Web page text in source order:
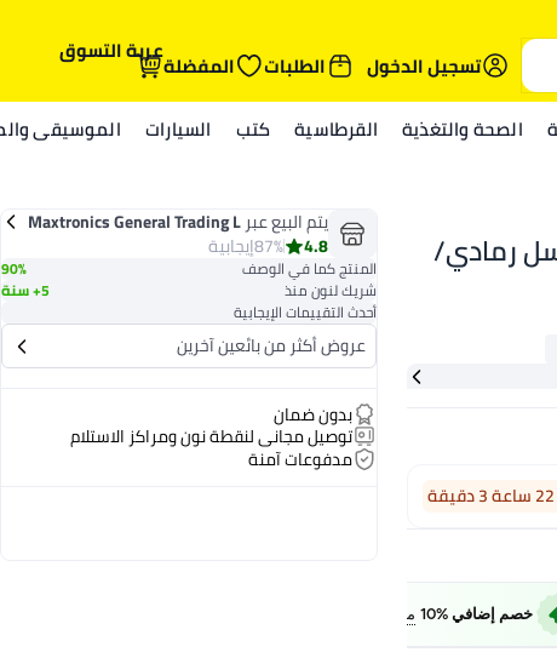
تسجيل الدخول
الطلبات المفضلةعربة التسوق
الصحة والتغذية القرطاسية كتب السيارات الموسيقى
قابلة للغسل رمادي/
خصم إضافي %10 معرفة المزيد
يتم البيع عبرMaxtronics General Trading L
LC
4.8
87%إيجابية
المنتج كما في الوصف 90%
شريك لنون منذ 5+ سنة
أحدث التقييمات الإيجابية
عروض أكثر من بائعين آخرين
بدون ضمان
توصيل مجاني لنقطة نون ومراكز الاستلام
مدفوعات آمنة